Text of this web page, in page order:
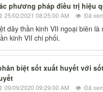
phương pháp điều trị hiệu
25/02/2021 08:25:00 AM Đã
dây thần kinh VII ngoại biên
kinh VII chi phối.
biệt sốt xuất huyết với
09/09/2020 09:29:00 AM Đã